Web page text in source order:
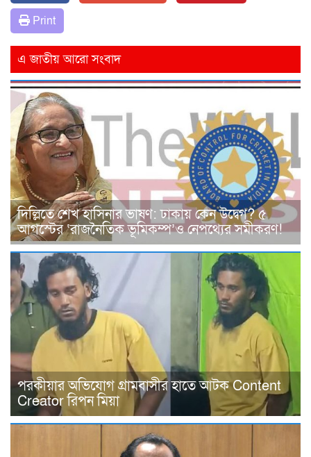
Print
এ জাতীয় আরো সংবাদ
দিল্লিতে শেখ হাসিনার ভাষণ: ঢাকায় কেন উদ্বেগ? ৫
আগস্টের ‘রাজনৈতিক ভূমিকম্প’ও নেপথ্যের সমীকরণ!
পরকীয়ার অভিযোগ গ্রামবাসীর হাতে আটক Content
Creator রিপন মিয়া